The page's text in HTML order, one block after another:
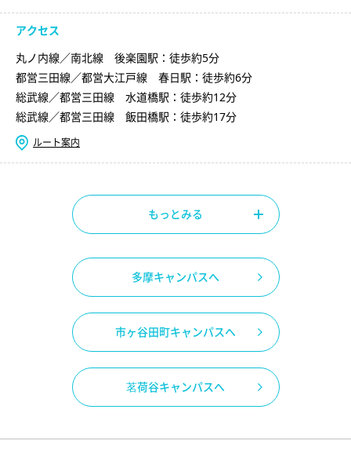
アクセス
丸ノ内線／南北線 後楽園駅：徒歩約5分
都営三田線／都営大江戸線 春日駅：徒歩約6分
総武線／都営三田線 水道橋駅：徒歩約12分
総武線／都営三田線 飯田橋駅：徒歩約17分
ルート案内
もっとみる
多摩キャンパスへ
市ヶ谷田町キャンパスへ
茗荷谷キャンパスへ